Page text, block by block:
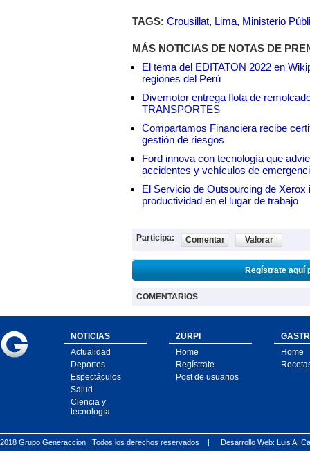
TAGS: Crousillat, Lima, Ministerio
MÁS NOTICIAS DE NOTAS DE
El tema del EDITATON 2022 en
regiones del Perú
Divemotor entrega flota de
TRANSPORTES
Compartamos Financiera recibe
gestión de riesgos
Ford innova con tecnología que
accidentes y vehículos de
El Servicio de Outsourcing de
productividad en el lugar de trabajo
Participa: Comentar Valorar
Regístrate aquí
COMENTARIOS
NOTICIAS
Actualidad
Deportes
Espectáculos
Salud
Ciencia y
tecnología
2URPI
Home
Regístrate
Post de usuarios
Home
2018 Grupo Generaccion . Todos los derechos reservados | Desarrollo Web: Luis